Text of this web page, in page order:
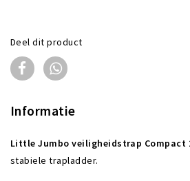
Deel dit product
Informatie
Little Jumbo veiligheidstrap Compact
stabiele trapladder.